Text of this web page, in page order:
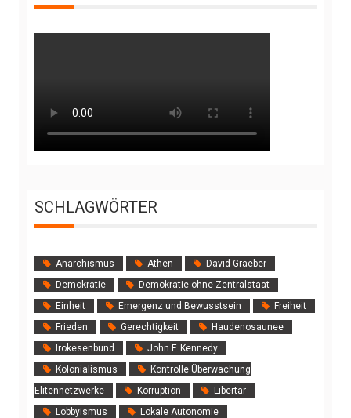
SCHLAGWÖRTER
Anarchismus Athen
David Graeber
Demokratie
Demokratie ohne Zentralstaat
Einheit
Emergenz und Bewusstsein
Freiheit
Frieden
Gerechtigkeit
Haudenosaunee
Irokesenbund
John F. Kennedy
Kolonialismus
Kontrolle Überwachung
Elitennetzwerke
Korruption
Libertär
Lobbyismus
Lokale Autonomie